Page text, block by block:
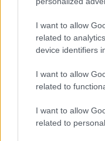
I want to allow
related to
device identifiers
I want to allow
related to
I want to allow
related to